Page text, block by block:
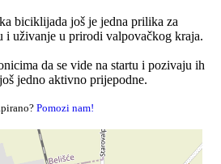
biciklijada još je jedna prilika za
i uživanje u prirodi valpovačkog kraja.
da se vide na startu i pozivaju ih
jedno aktivno prijepodne.
Pomozi nam!